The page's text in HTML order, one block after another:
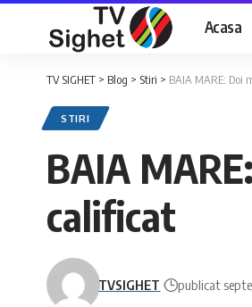
Acasa
TV SIGHET > Blog > Stiri > BAIA MARE:
STIRI
BAIA
calificat
TVSIGHET publicat